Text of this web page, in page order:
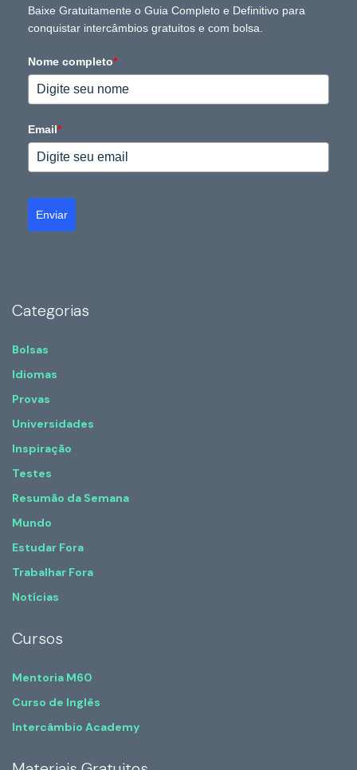
Baixe Gratuitamente o Guia Completo e Definitivo para
conquistar intercâmbios gratuitos e com bolsa.
Nome completo*
Email*
Enviar
Categorias
Bolsas
Idiomas
Provas
Universidades
Inspiração
Testes
Resumão da Semana
Mundo
Estudar Fora
Trabalhar Fora
Notícias
Cursos
Mentoria M60
Curso de Inglês
Intercâmbio Academy